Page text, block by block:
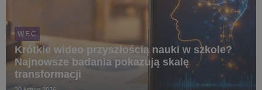
WEC
Krótkie wideo przyszłością nauki w szkole?
Najnowsze badania pokazują skalę
transformacji